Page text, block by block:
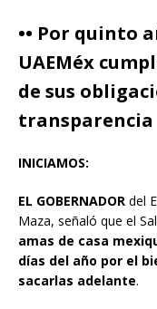
•• Por quinto
UAEMéx
de sus
transparencia
INICIAMOS:
EL GOBERNADOR del
Maza, señaló que el
amas de casa
días del año por el
sacarlas adelante.